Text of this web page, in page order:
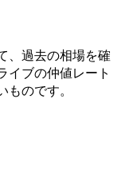
、過去の相場を確
イブの仲値レート
のです。